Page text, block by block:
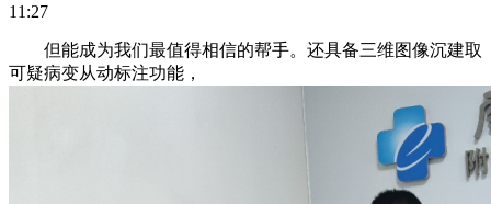
11:27
但能成为我们最值得相信的帮手。还具备三维图像沉建取
可疑病变从动标注功能，